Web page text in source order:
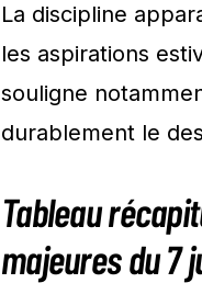
La discipline
les aspirations
souligne
durablement le
Tableau
majeures du 7